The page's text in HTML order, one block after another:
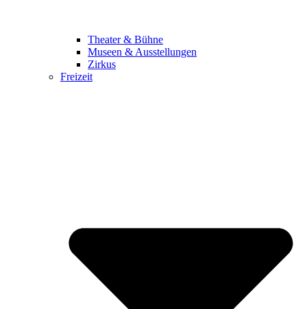
Theater & Bühne
Museen & Ausstellungen
Zirkus
Freizeit